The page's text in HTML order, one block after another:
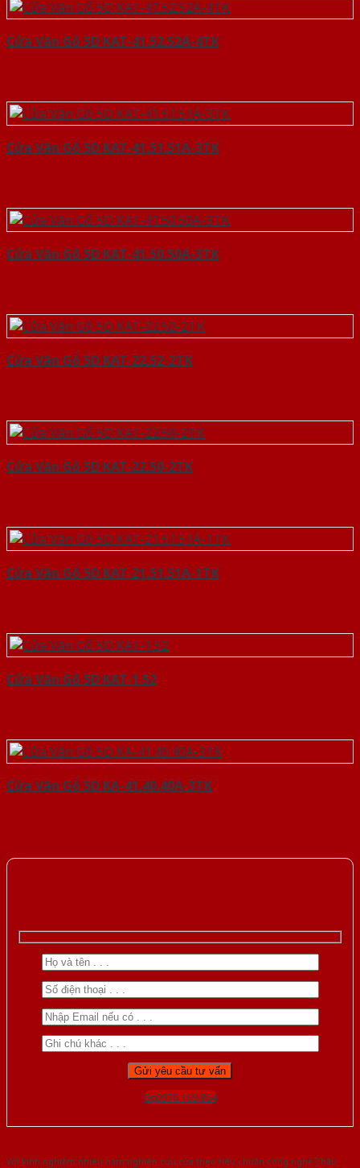
Cửa Vân Gỗ 5D KAT-41.52.52A-4TK
Cửa Vân Gỗ 5D KAT-41.51.51A-3TK
Cửa Vân Gỗ 5D KAT-41.50.50A-3TK
Cửa Vân Gỗ 5D KAT-22.52-2TK
Cửa Vân Gỗ 5D KAT-22.50-2TK
Cửa Vân Gỗ 5D KAT-21.51.51A-1TK
Cửa Vân Gỗ 5D KAT-1.52
Cửa Vân Gỗ 5D KA-41.40.40A-3TK
Gọi 0976.169.864
Với kinh nghiệm nhiêu năm nghiên cứu cửa theo tiêu chuẩn công nghệ Châu